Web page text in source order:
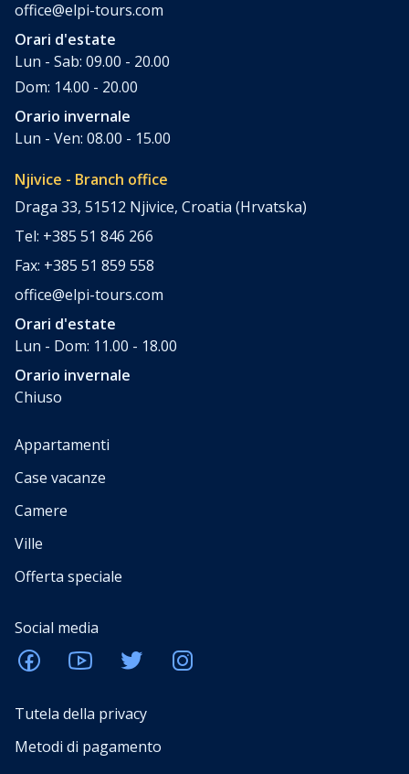
office@elpi-tours.com
Orari d'estate
Lun - Sab: 09.00 - 20.00
Dom: 14.00 - 20.00
Orario invernale
Lun - Ven: 08.00 - 15.00
Njivice - Branch office
Draga 33, 51512 Njivice, Croatia (Hrvatska)
Tel: +385 51 846 266
Fax: +385 51 859 558
office@elpi-tours.com
Orari d'estate
Lun - Dom: 11.00 - 18.00
Orario invernale
Chiuso
Appartamenti
Case vacanze
Camere
Ville
Offerta speciale
Social media
Tutela della privacy
Metodi di pagamento